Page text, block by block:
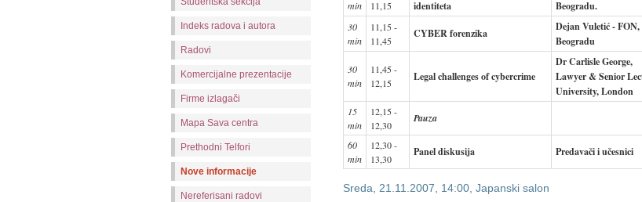
Indeks radova i autora
Radovi
Komercijalne prezentacije
Firme izlagači
Mapa Sava centra
Prethodni Telfori
Nove informacije
Nereferisani radovi
min
11,15
identiteta
Beogradu.
30
min
11,15 -
11,45
CYBER forenzika
Dejan Vuletić -
Beogradu
30
min
11,45 -
12,15
Legal challenges of cybercrime
Dr Carlisle George,
Lawyer & Senior
University, London
15
min
12,15 -
12,30
Pauza
60
min
12,30 -
13,30
Panel diskusija Predavači i učesnici
Sreda, 21.11.2007, 14:00, Japanski salon